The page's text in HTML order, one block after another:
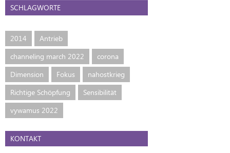
SCHLAGWORTE
2014
Antrieb
channeling march 2022
corona
Dimension
Fokus
nahostkrieg
Richtige Schöpfung
Sensibilität
vywamus 2022
KONTAKT